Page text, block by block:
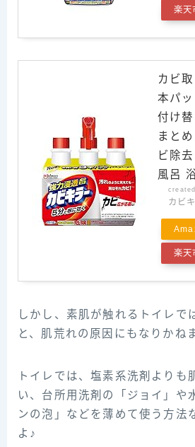
楽天
カビ
本パ
付け
まと
ビ除
風呂
カビ
楽天
しかし、素肌が触れるトイレで
と、肌荒れの原因にもなりかね
トイレでは、塩素系洗剤よりも
い、台所用洗剤の「ジョイ」や
ンの泡」などを薄めて使う方法
よ♪